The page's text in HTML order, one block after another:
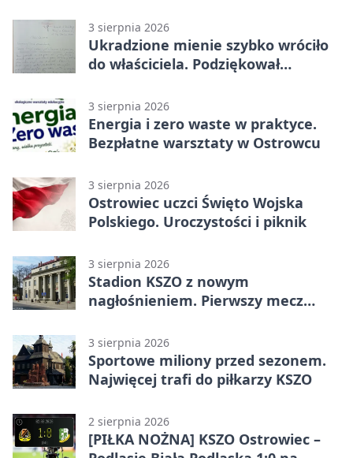
3 sierpnia 2026
Ukradzione mienie szybko wróciło
do właściciela. Podziękował
3 sierpnia 2026
Energia i zero waste w praktyce.
Bezpłatne warsztaty w Ostrowcu
3 sierpnia 2026
Ostrowiec uczci Święto Wojska
Polskiego. Uroczystości i piknik
3 sierpnia 2026
Stadion KSZO z nowym
nagłośnieniem. Pierwszy mecz
3 sierpnia 2026
Sportowe miliony przed sezonem.
Najwięcej trafi do piłkarzy KSZO
2 sierpnia 2026
[PIŁKA NOŻNA] KSZO Ostrowiec –